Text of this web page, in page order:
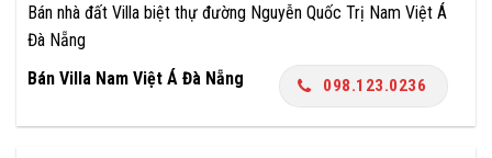
Bán nhà đất Villa biệt thự đường Nguyễn Quốc Trị Nam Việt Á
Đà Nẵng
Bán Villa Nam Việt Á Đà Nẵng
098.123.0236